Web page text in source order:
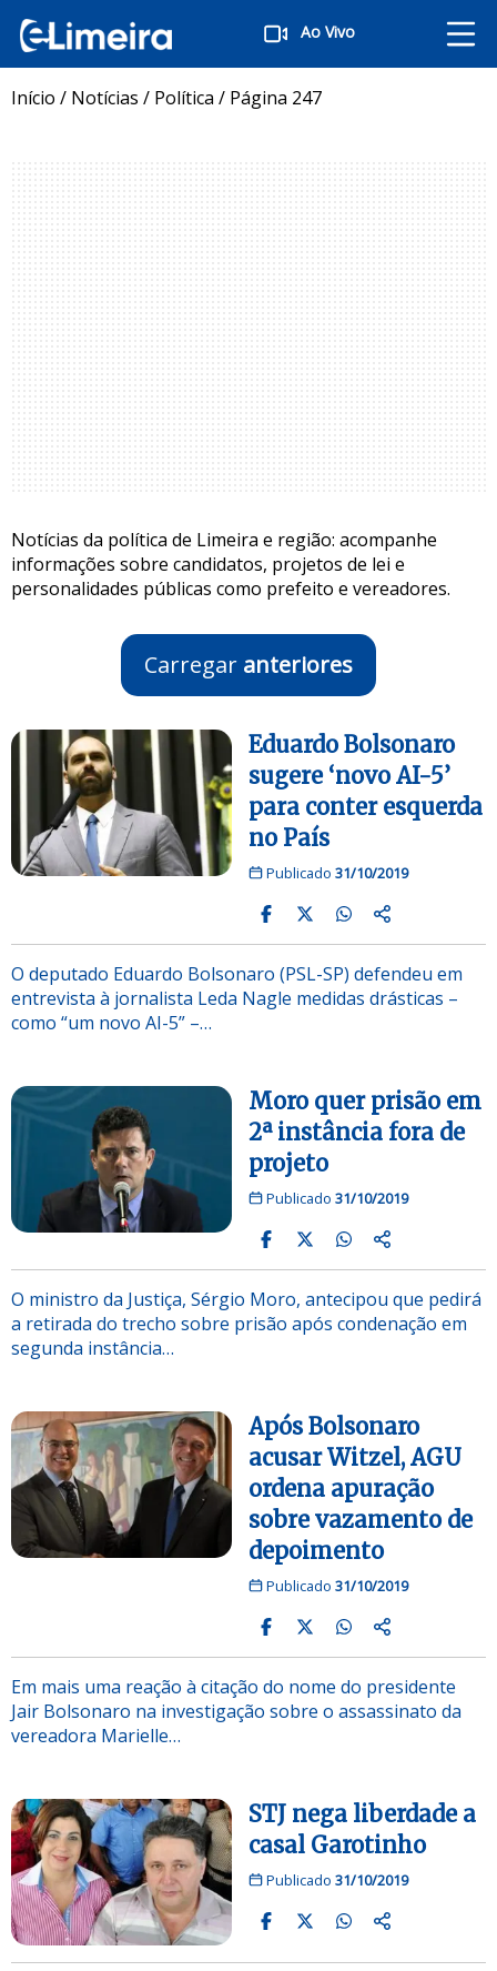
Ao Vivo
Início / Notícias / Política / Página 247
Notícias da política de Limeira e região: acompanhe
informações sobre candidatos, projetos de lei e
personalidades públicas como prefeito e vereadores.
Carregar anteriores
Eduardo Bolsonaro
sugere ‘novo AI-5’
para conter esquerda
no País
Publicado 31/10/2019
O deputado Eduardo Bolsonaro (PSL-SP) defendeu em
entrevista à jornalista Leda Nagle medidas drásticas –
como “um novo AI-5” –…
Moro quer prisão em
2ª instância fora de
projeto
Publicado 31/10/2019
O ministro da Justiça, Sérgio Moro, antecipou que pedirá
a retirada do trecho sobre prisão após condenação em
segunda instância…
Após Bolsonaro
acusar Witzel, AGU
ordena apuração
sobre vazamento de
depoimento
Publicado 31/10/2019
Em mais uma reação à citação do nome do presidente
Jair Bolsonaro na investigação sobre o assassinato da
vereadora Marielle…
STJ nega liberdade a
casal Garotinho
Publicado 31/10/2019